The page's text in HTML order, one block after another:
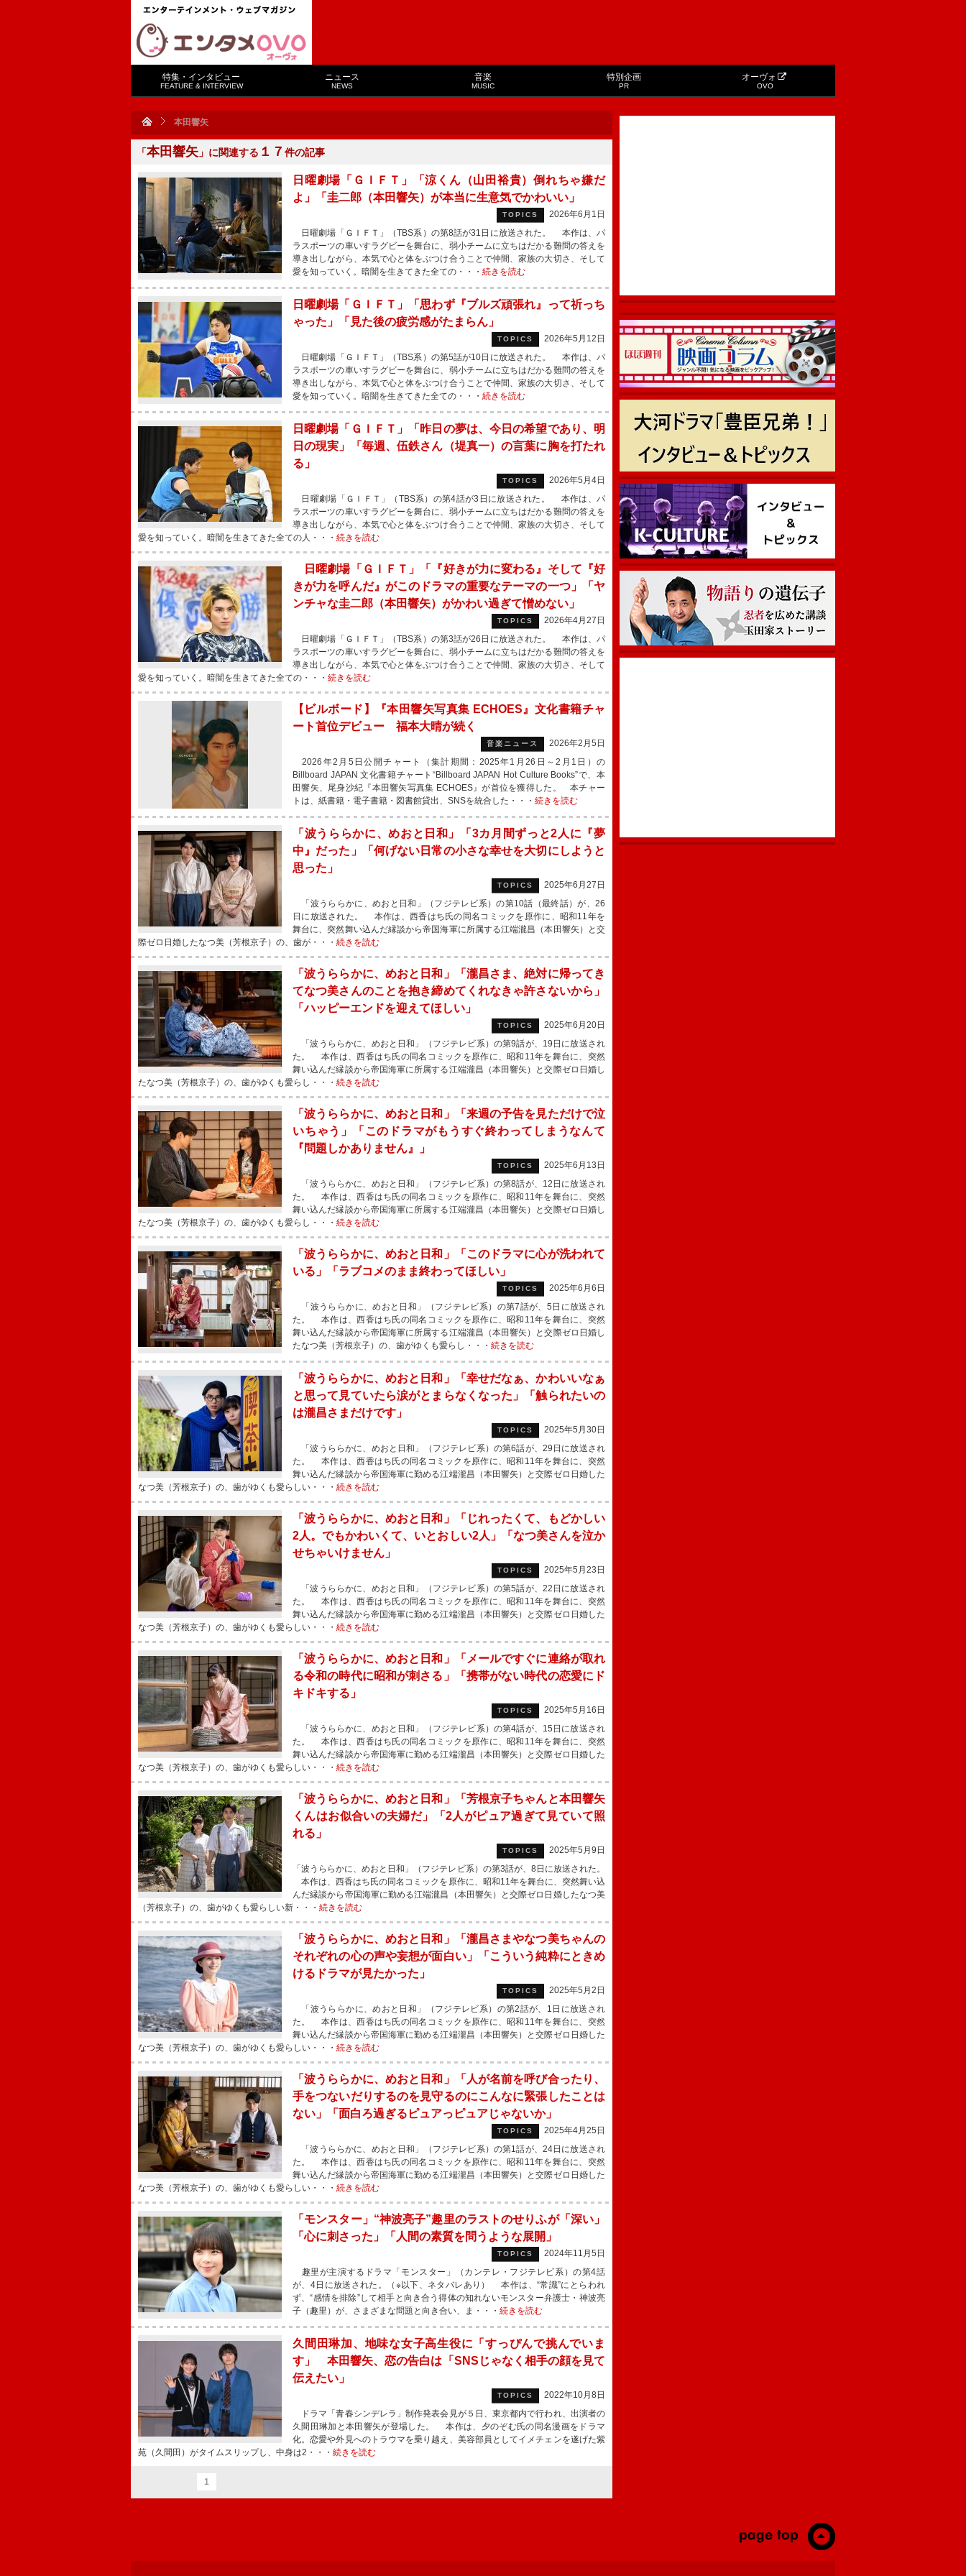
特集・インタビュー
FEATURE & INTERVIEW
ニュース
NEWS
音楽
MUSIC
特別企画
PR
オーヴォ
OVO
本田響矢
「本田響矢 」に関連する １７ 件の記事
日曜劇場「ＧＩＦＴ」「涼くん（山田裕貴）倒れちゃ嫌だ
よ」「圭二郎（本田響矢）が本当に生意気でかわいい」
TOPICS
2026年6月1日
日曜劇場「ＧＩＦＴ」（TBS系）の第8話が31日に放送された。 本作は、パ
ラスポーツの車いすラグビーを舞台に、弱小チームに立ちはだかる難問の答えを
導き出しながら、本気で心と体をぶつけ合うことで仲間、家族の大切さ、そして
愛を知っていく。暗闇を生きてきた全ての・・・ 続きを読む
日曜劇場「ＧＩＦＴ」「思わず『ブルズ頑張れ』って祈っち
ゃった」「見た後の疲労感がたまらん」
TOPICS
2026年5月12日
日曜劇場「ＧＩＦＴ」（TBS系）の第5話が10日に放送された。 本作は、パ
ラスポーツの車いすラグビーを舞台に、弱小チームに立ちはだかる難問の答えを
導き出しながら、本気で心と体をぶつけ合うことで仲間、家族の大切さ、そして
愛を知っていく。暗闇を生きてきた全ての・・・ 続きを読む
日曜劇場「ＧＩＦＴ」「昨日の夢は、今日の希望であり、明
日の現実」「毎週、伍鉄さん（堤真一）の言葉に胸を打たれ
る」
TOPICS
2026年5月4日
日曜劇場「ＧＩＦＴ」（TBS系）の第4話が3日に放送された。 本作は、パ
ラスポーツの車いすラグビーを舞台に、弱小チームに立ちはだかる難問の答えを
導き出しながら、本気で心と体をぶつけ合うことで仲間、家族の大切さ、そして
愛を知っていく。暗闇を生きてきた全ての人・・・ 続きを読む
日曜劇場「ＧＩＦＴ」「『好きが力に変わる』そして『好
きが力を呼んだ』がこのドラマの重要なテーマの一つ」「ヤ
ンチャな圭二郎（本田響矢）がかわい過ぎて憎めない」
TOPICS
2026年4月27日
日曜劇場「ＧＩＦＴ」（TBS系）の第3話が26日に放送された。 本作は、パ
ラスポーツの車いすラグビーを舞台に、弱小チームに立ちはだかる難問の答えを
導き出しながら、本気で心と体をぶつけ合うことで仲間、家族の大切さ、そして
愛を知っていく。暗闇を生きてきた全ての・・・ 続きを読む
【ビルボード】『本田響矢写真集 ECHOES』文化書籍チャ
ート首位デビュー 福本大晴が続く
音楽ニュース
2026年2月5日
2026年2月5日公開チャート（集計期間：2025年1月26日～2月1日）の
Billboard JAPAN 文化書籍チャート“Billboard JAPAN Hot Culture Books”で、本
田響矢、尾身沙紀『本田響矢写真集 ECHOES』が首位を獲得した。 本チャー
トは、紙書籍・電子書籍・図書館貸出、SNSを統合した・・・ 続きを読む
「波うららかに、めおと日和」「3カ月間ずっと2人に『夢
中』だった」「何げない日常の小さな幸せを大切にしようと
思った」
TOPICS
2025年6月27日
「波うららかに、めおと日和」（フジテレビ系）の第10話（最終話）が、26
日に放送された。 本作は、西香はち氏の同名コミックを原作に、昭和11年を
舞台に、突然舞い込んだ縁談から帝国海軍に所属する江端瀧昌（本田響矢）と交
際ゼロ日婚したなつ美（芳根京子）の、歯が・・・ 続きを読む
「波うららかに、めおと日和」「瀧昌さま、絶対に帰ってき
てなつ美さんのことを抱き締めてくれなきゃ許さないから」
「ハッピーエンドを迎えてほしい」
TOPICS
2025年6月20日
「波うららかに、めおと日和」（フジテレビ系）の第9話が、19日に放送され
た。 本作は、西香はち氏の同名コミックを原作に、昭和11年を舞台に、突然
舞い込んだ縁談から帝国海軍に所属する江端瀧昌（本田響矢）と交際ゼロ日婚し
たなつ美（芳根京子）の、歯がゆくも愛らし・・・ 続きを読む
「波うららかに、めおと日和」「来週の予告を見ただけで泣
いちゃう」「このドラマがもうすぐ終わってしまうなんて
『問題しかありません』」
TOPICS
2025年6月13日
「波うららかに、めおと日和」（フジテレビ系）の第8話が、12日に放送され
た。 本作は、西香はち氏の同名コミックを原作に、昭和11年を舞台に、突然
舞い込んだ縁談から帝国海軍に所属する江端瀧昌（本田響矢）と交際ゼロ日婚し
たなつ美（芳根京子）の、歯がゆくも愛らし・・・ 続きを読む
「波うららかに、めおと日和」「このドラマに心が洗われて
いる」「ラブコメのまま終わってほしい」
TOPICS
2025年6月6日
「波うららかに、めおと日和」（フジテレビ系）の第7話が、5日に放送され
た。 本作は、西香はち氏の同名コミックを原作に、昭和11年を舞台に、突然
舞い込んだ縁談から帝国海軍に所属する江端瀧昌（本田響矢）と交際ゼロ日婚し
たなつ美（芳根京子）の、歯がゆくも愛らし・・・ 続きを読む
「波うららかに、めおと日和」「幸せだなぁ、かわいいなぁ
と思って見ていたら涙がとまらなくなった」「触られたいの
は瀧昌さまだけです」
TOPICS
2025年5月30日
「波うららかに、めおと日和」（フジテレビ系）の第6話が、29日に放送され
た。 本作は、西香はち氏の同名コミックを原作に、昭和11年を舞台に、突然
舞い込んだ縁談から帝国海軍に勤める江端瀧昌（本田響矢）と交際ゼロ日婚した
なつ美（芳根京子）の、歯がゆくも愛らしい・・・ 続きを読む
「波うららかに、めおと日和」「じれったくて、もどかしい
2人。でもかわいくて、いとおしい2人」「なつ美さんを泣か
せちゃいけません」
TOPICS
2025年5月23日
「波うららかに、めおと日和」（フジテレビ系）の第5話が、22日に放送され
た。 本作は、西香はち氏の同名コミックを原作に、昭和11年を舞台に、突然
舞い込んだ縁談から帝国海軍に勤める江端瀧昌（本田響矢）と交際ゼロ日婚した
なつ美（芳根京子）の、歯がゆくも愛らしい・・・ 続きを読む
「波うららかに、めおと日和」「メールですぐに連絡が取れ
る令和の時代に昭和が刺さる」「携帯がない時代の恋愛にド
キドキする」
TOPICS
2025年5月16日
「波うららかに、めおと日和」（フジテレビ系）の第4話が、15日に放送され
た。 本作は、西香はち氏の同名コミックを原作に、昭和11年を舞台に、突然
舞い込んだ縁談から帝国海軍に勤める江端瀧昌（本田響矢）と交際ゼロ日婚した
なつ美（芳根京子）の、歯がゆくも愛らしい・・・ 続きを読む
「波うららかに、めおと日和」「芳根京子ちゃんと本田響矢
くんはお似合いの夫婦だ」「2人がピュア過ぎて見ていて照
れる」
TOPICS
2025年5月9日
「波うららかに、めおと日和」（フジテレビ系）の第3話が、8日に放送された。
本作は、西香はち氏の同名コミックを原作に、昭和11年を舞台に、突然舞い込
んだ縁談から帝国海軍に勤める江端瀧昌（本田響矢）と交際ゼロ日婚したなつ美
（芳根京子）の、歯がゆくも愛らしい新・・・ 続きを読む
「波うららかに、めおと日和」「瀧昌さまやなつ美ちゃんの
それぞれの心の声や妄想が面白い」「こういう純粋にときめ
けるドラマが見たかった」
TOPICS
2025年5月2日
「波うららかに、めおと日和」（フジテレビ系）の第2話が、1日に放送され
た。 本作は、西香はち氏の同名コミックを原作に、昭和11年を舞台に、突然
舞い込んだ縁談から帝国海軍に勤める江端瀧昌（本田響矢）と交際ゼロ日婚した
なつ美（芳根京子）の、歯がゆくも愛らしい・・・ 続きを読む
「波うららかに、めおと日和」「人が名前を呼び合ったり、
手をつないだりするのを見守るのにこんなに緊張したことは
ない」「面白ろ過ぎるピュアっピュアじゃないか」
TOPICS
2025年4月25日
「波うららかに、めおと日和」（フジテレビ系）の第1話が、24日に放送され
た。 本作は、西香はち氏の同名コミックを原作に、昭和11年を舞台に、突然
舞い込んだ縁談から帝国海軍に勤める江端瀧昌（本田響矢）と交際ゼロ日婚した
なつ美（芳根京子）の、歯がゆくも愛らしい・・・ 続きを読む
「モンスター」“神波亮子”趣里のラストのせりふが「深い」
「心に刺さった」「人間の素質を問うような展開」
TOPICS
2024年11月5日
趣里が主演するドラマ「モンスター」（カンテレ・フジテレビ系）の第4話
が、4日に放送された。（※以下、ネタバレあり） 本作は、“常識”にとらわれ
ず、“感情を排除”して相手と向き合う得体の知れないモンスター弁護士・神波亮
子（趣里）が、さまざまな問題と向き合い、ま・・・ 続きを読む
久間田琳加、地味な女子高生役に「すっぴんで挑んでいま
す」 本田響矢、恋の告白は「SNSじゃなく相手の顔を見て
伝えたい」
TOPICS
2022年10月8日
ドラマ「青春シンデレラ」制作発表会見が５日、東京都内で行われ、出演者の
久間田琳加と本田響矢が登場した。 本作は、夕のぞむ氏の同名漫画をドラマ
化。恋愛や外見へのトラウマを乗り越え、美容部員としてイメチェンを遂げた紫
苑（久間田）がタイムスリップし、中身は2・・・ 続きを読む
1